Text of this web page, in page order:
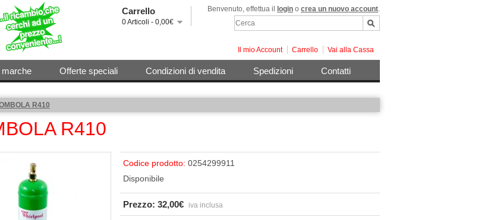
Carrello
0 Articoli - 0,00€
Benvenuto, effettua il login o crea un nuovo account.
Il mio Account Carrello Vai alla Cassa
marche Offerte speciali Condizioni di vendita Spedizioni Contatti
R410
R410
Codice prodotto: 0254299911
Disponibile
Prezzo: 32,00€ iva inclusa